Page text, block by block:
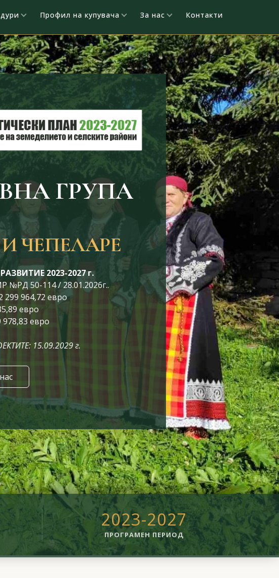
Профил на купувача За нас Контакти
ГРУПА
ЧЕПЕЛАРЕ
2023-2027 г.
50-114 / 28.01.2026г..
964,72 евро
евро
евро
15.09.2029 г.
2023-2027
ПРОГРАМЕН ПЕРИОД